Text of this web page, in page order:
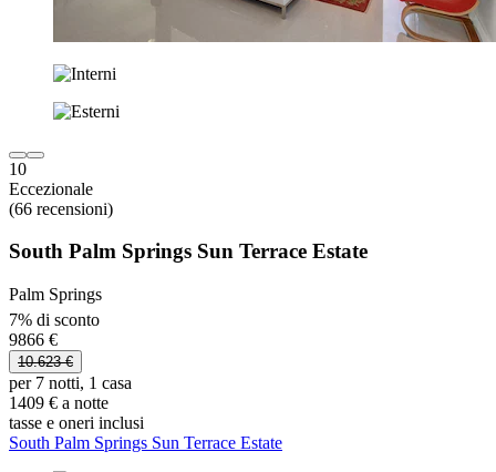
10
Eccezionale
(66 recensioni)
South Palm Springs Sun Terrace Estate
Palm Springs
7% di sconto
9866 €
10.623 €
per 7 notti, 1 casa
1409 € a notte
tasse e oneri inclusi
South Palm Springs Sun Terrace Estate